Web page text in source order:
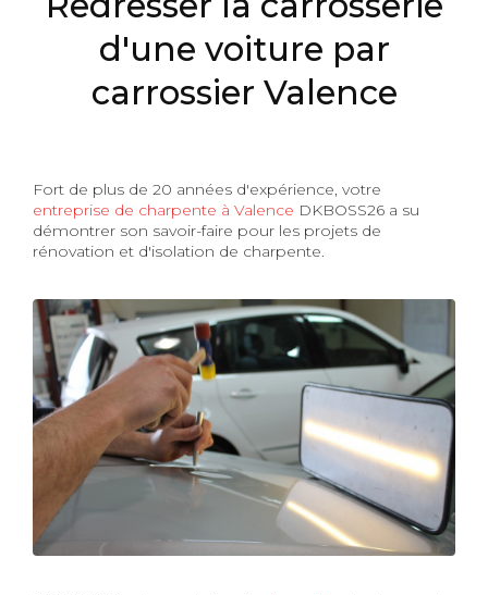
d'une voiture par
carrossier Valence
Fort de plus de 20 années d'expérience, votre
entreprise de charpente à Valence DKBOSS26 a su
démontrer son savoir-faire pour les projets de
rénovation et d'isolation de charpente.